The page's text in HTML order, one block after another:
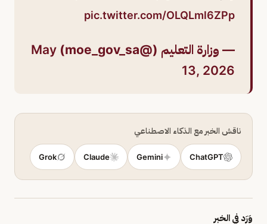
pic.twitter.com/OLQLml6ZPp
— وزارة التعليم (@moe_gov_sa)
May
13, 2026
ناقش الخبر مع الذكاء الاصطناعي
ChatGPT
Gemini
Claude
Grok
وَرَد في الخبر